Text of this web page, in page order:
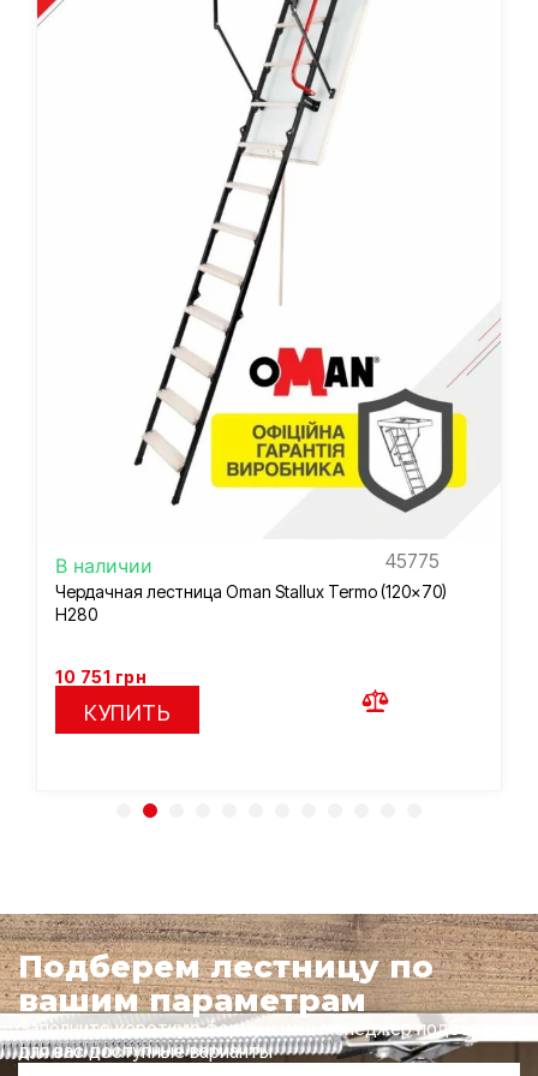
В наличии 45775
Чердачная лестница Oman Stallux Termo (120×70)
H280
10 751 грн
КУПИТЬ
Подберем лестницу по
вашим параметрам
Заполните короткую форму и наш менеджер подберет
для вас доступные варианты